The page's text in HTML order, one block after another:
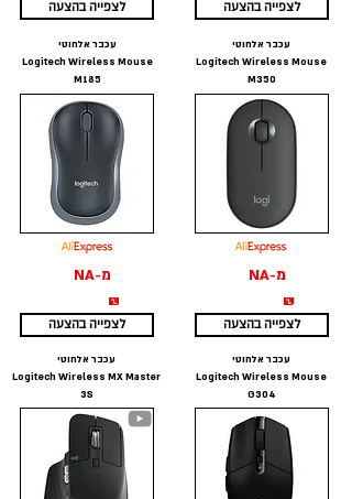
לצפייה בהצעה
עכבר אלחוטי
Logitech Wireless Mouse
M185
מ-NA
₪
לצפייה בהצעה
עכבר אלחוטי
Logitech Wireless MX Master
3S
לצפייה בהצעה
עכבר אלחוטי
Logitech Wireless Mouse
M350
מ-NA
₪
לצפייה בהצעה
עכבר אלחוטי
Logitech Wireless Mouse
G304